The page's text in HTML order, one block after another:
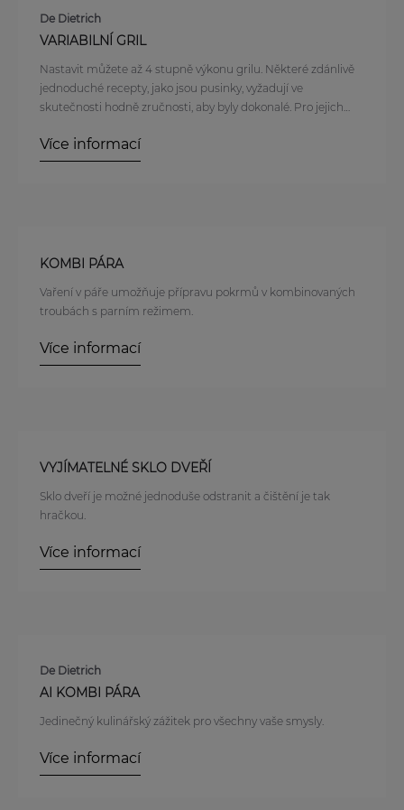
De Dietrich
VARIABILNÍ GRIL
Nastavit můžete až 4 stupně výkonu grilu. Některé zdánlivě
jednoduché recepty, jako jsou pusinky, vyžadují ve
skutečnosti hodně zručnosti, aby byly dokonalé. Pro jejich
času přípravy. Jedinečné nastavení 4 stupňů výkonu
grilovacího tělesa vám pokaždé umožní snadno dosáhnout
Více informací
KOMBI PÁRA
Vaření v páře umožňuje přípravu pokrmů v kombinovaných
troubách s parním režimem.
Více informací
VYJÍMATELNÉ SKLO DVEŘÍ
Sklo dveří je možné jednoduše odstranit a čištění je tak
hračkou.
Více informací
De Dietrich
AI KOMBI PÁRA
Jedinečný kulinářský zážitek pro všechny vaše smysly.
Více informací